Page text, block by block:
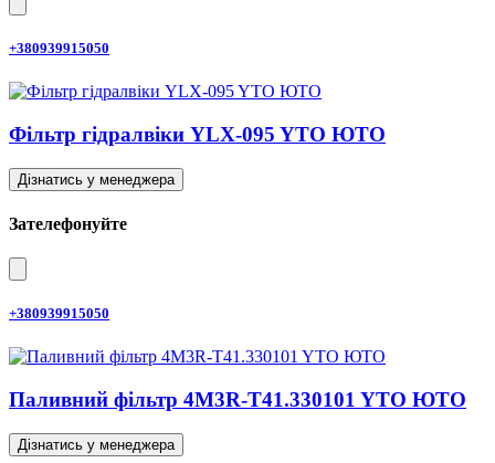
+380939915050
Фільтр гідралвіки YLX-095 YTO ЮТО
Дізнатись у менеджера
Зателефонуйте
+380939915050
Паливний фільтр 4M3R-T41.330101 YTO ЮТО
Дізнатись у менеджера